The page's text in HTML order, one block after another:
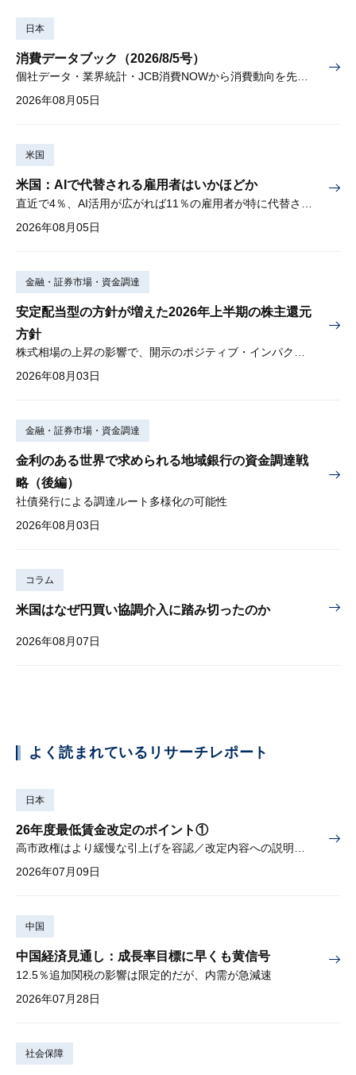
日本
消費データブック（2026/8/5号）
個社データ・業界統計・JCB消費NOWから消費動向を先取り
2026年08月05日
米国
米国：AIで代替される雇用者はいかほどか
2026年08月05日
金融・証券市場・資金調達
安定配当型の方針が増えた2026年上半期の株主還元
方針
株式相場の上昇の影響で、開示のポジティブ・インパクトは低下
2026年08月03日
金融・証券市場・資金調達
金利のある世界で求められる地域銀行の資金調達戦
略（後編）
社債発行による調達ルート多様化の可能性
2026年08月03日
コラム
米国はなぜ円買い協調介入に踏み切ったのか
2026年08月07日
よく読まれているリサーチレポート
日本
26年度最低賃金改定のポイント①
高市政権はより緩慢な引上げを容認／改定内容への説明責任が焦点
2026年07月09日
中国
中国経済見通し：成長率目標に早くも黄信号
12.5％追加関税の影響は限定的だが、内需が急減速
2026年07月28日
社会保障